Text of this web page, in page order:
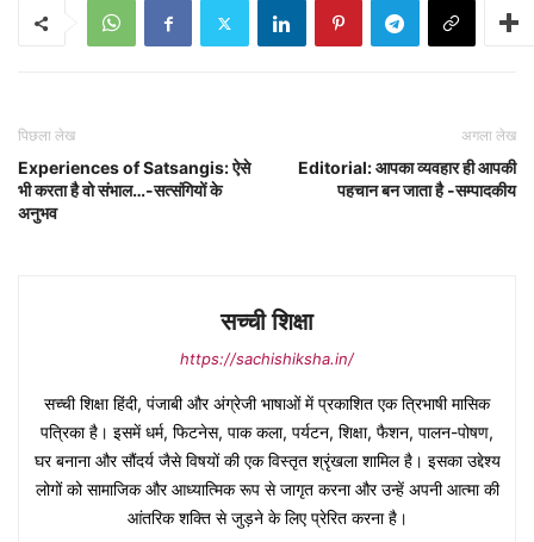
पिछला लेख
Experiences of Satsangis: ऐसे
भी करता है वो संभाल…-सत्संगियों के
अनुभव
अगला लेख
Editorial: आपका व्यवहार ही आपकी
पहचान बन जाता है -सम्पादकीय
सच्ची शिक्षा
https://sachishiksha.in/
सच्ची शिक्षा हिंदी, पंजाबी और अंग्रेजी भाषाओं में प्रकाशित एक त्रिभाषी मासिक
पत्रिका है। इसमें धर्म, फिटनेस, पाक कला, पर्यटन, शिक्षा, फैशन, पालन-पोषण,
घर बनाना और सौंदर्य जैसे विषयों की एक विस्तृत श्रृंखला शामिल है। इसका उद्देश्य
लोगों को सामाजिक और आध्यात्मिक रूप से जागृत करना और उन्हें अपनी आत्मा की
आंतरिक शक्ति से जुड़ने के लिए प्रेरित करना है।